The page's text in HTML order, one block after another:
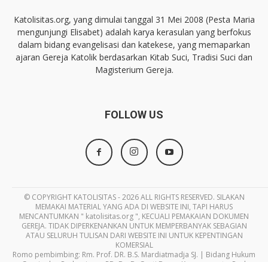
Katolisitas.org, yang dimulai tanggal 31 Mei 2008 (Pesta Maria
mengunjungi Elisabet) adalah karya kerasulan yang berfokus
dalam bidang evangelisasi dan katekese, yang memaparkan
ajaran Gereja Katolik berdasarkan Kitab Suci, Tradisi Suci dan
Magisterium Gereja.
FOLLOW US
© COPYRIGHT KATOLISITAS - 2026 ALL RIGHTS RESERVED. SILAKAN
MEMAKAI MATERIAL YANG ADA DI WEBSITE INI, TAPI HARUS
MENCANTUMKAN " katolisitas.org ", KECUALI PEMAKAIAN DOKUMEN
GEREJA. TIDAK DIPERKENANKAN UNTUK MEMPERBANYAK SEBAGIAN
ATAU SELURUH TULISAN DARI WEBSITE INI UNTUK KEPENTINGAN
KOMERSIAL
Romo pembimbing: Rm. Prof. DR. B.S. Mardiatmadja SJ. | Bidang Hukum